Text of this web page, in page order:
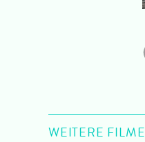
WEITERE FILME